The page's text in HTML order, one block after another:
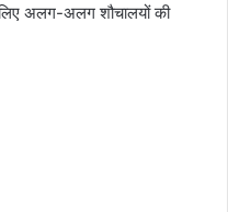
अलग-अलग शौचालयों की